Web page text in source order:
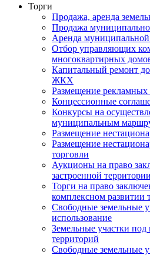
Торги
Продажа, аренда
Продажа
Аренда
Отбор управляющих
многоквартирных
Капитальный ремонт
ЖКХ
Размещение рекламных
Концессионные
Конкурсы на
муниципальным
Размещение
Размещение
торговли
Аукционы на право
застроенной территории
Торги на право
комплексном развитии
Свободные земельные
использование
Земельные участки под
территорий
Свободные земельные